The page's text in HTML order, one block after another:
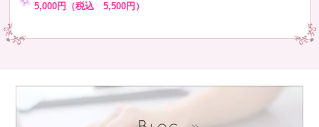
5,000円（税込 5,500円）